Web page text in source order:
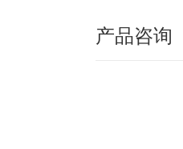
产品咨询